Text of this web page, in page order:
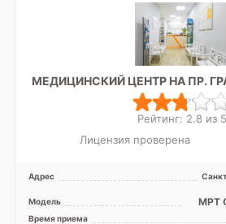
МЕДИЦИНСКИЙ ЦЕНТР НА ПР.
Рейтинг: 2.8 из 5
Лицензия проверена
Адрес
Модель
МРТ
Время приема